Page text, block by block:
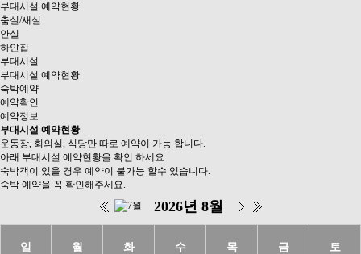
부대시설 예약현황
춤실/새실
안실
하얀집
부대시설
부대시설 예약현황
숙박예약
예약확인
예약정보
부대시설 예약현황
운동장, 회의실, 식당만 따로 예약이 가능 합니다.
아래 부대시설 예약현황을 확인 하세요.
숙박객이 있을 경우 예약이 불가능 할수 있습니다.
숙박 예약을 꼭 확인해주세요.
2026년 8월
일 월 화 수 목 금 토